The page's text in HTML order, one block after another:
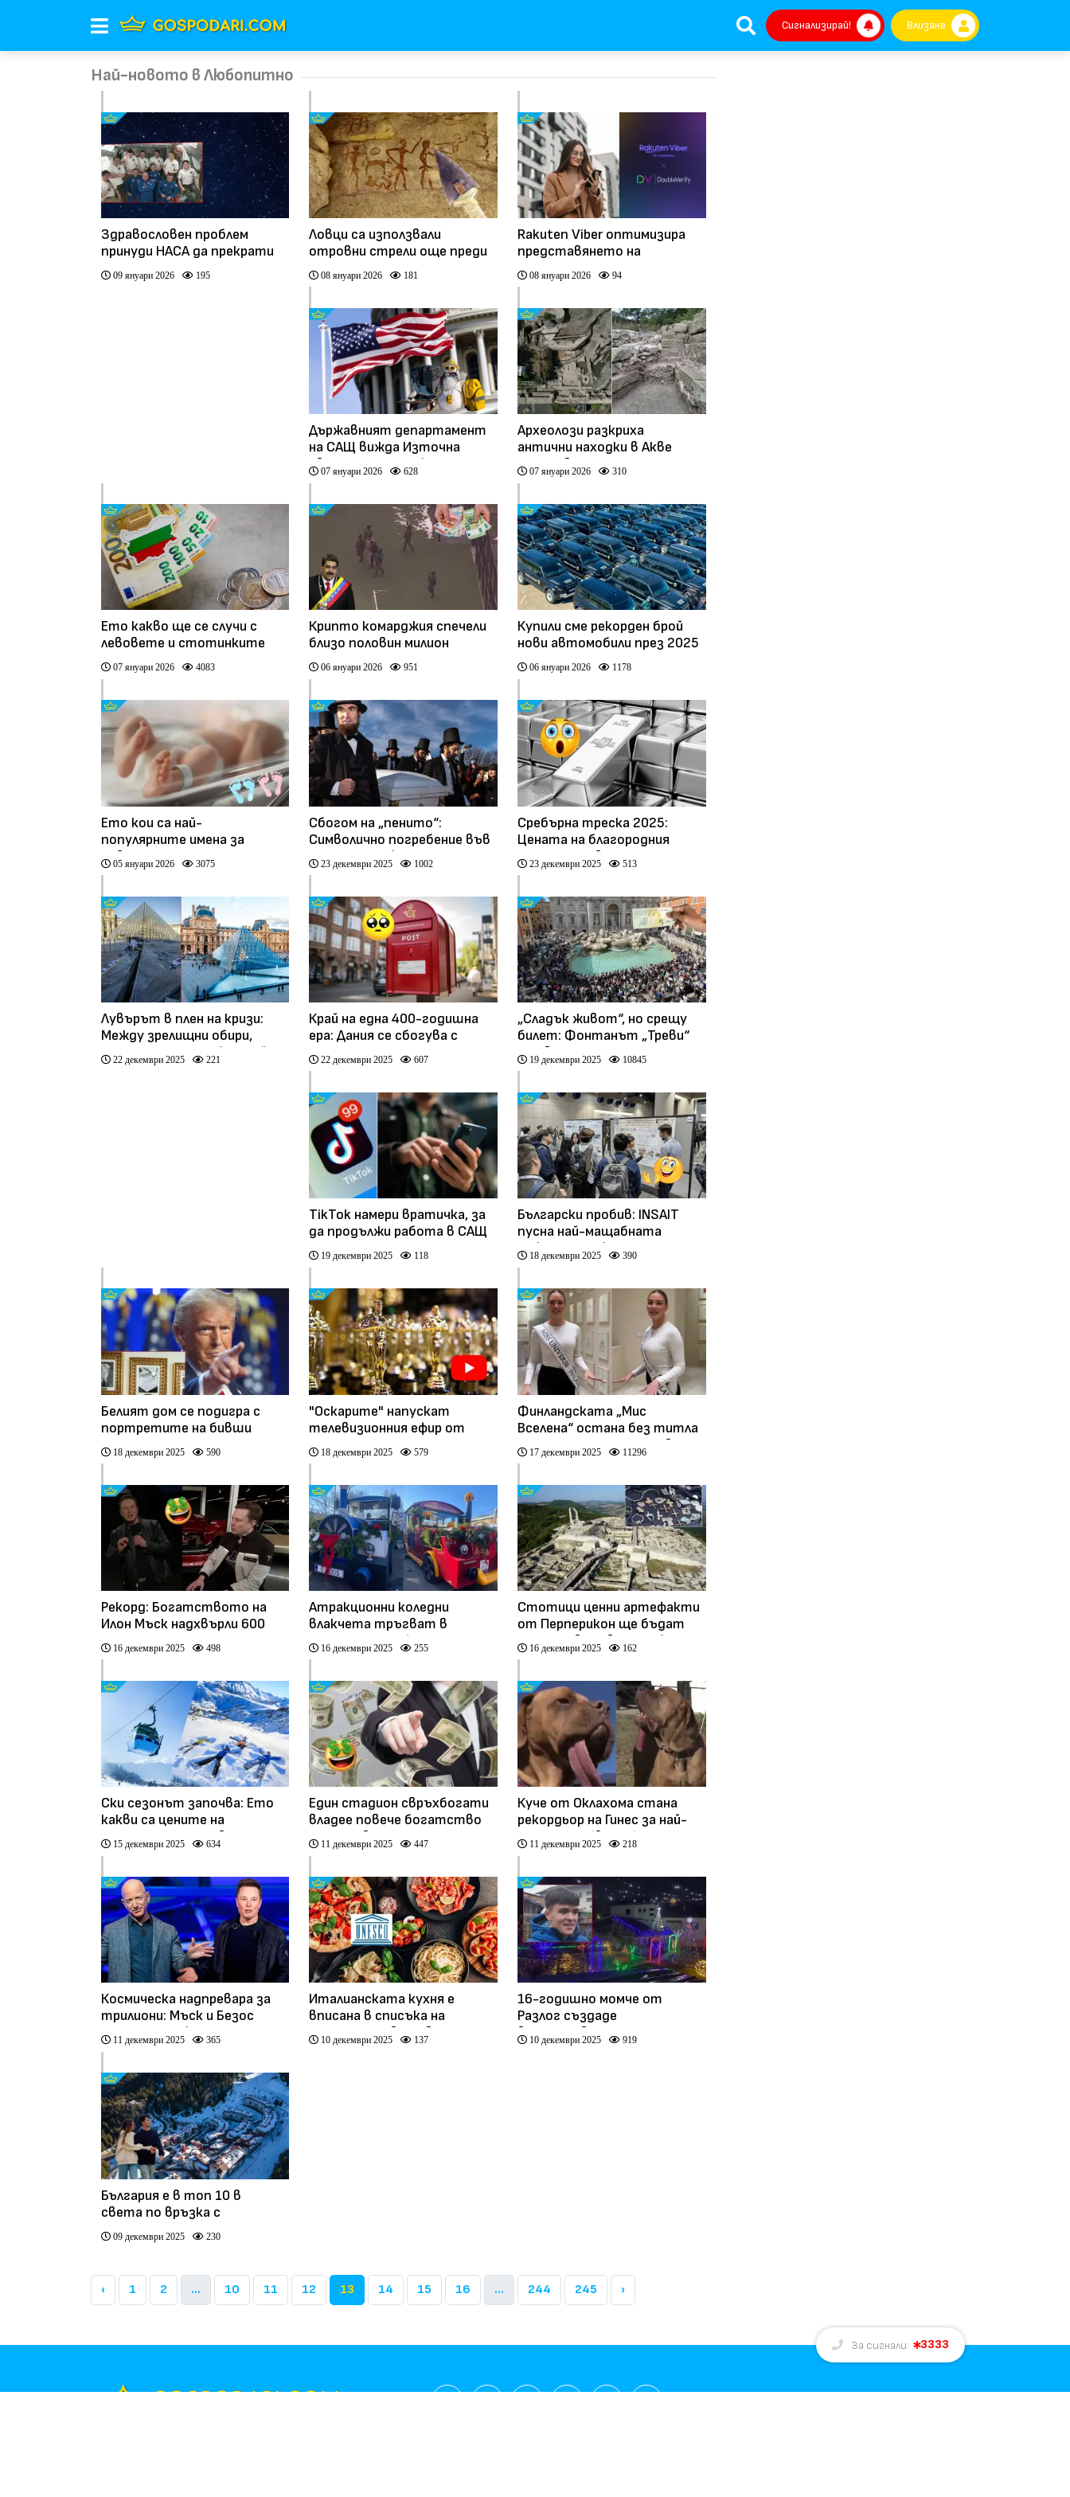
Сигнализирай! Влизане
Най-новото в Любопитно
Здравословен проблем
принуди НАСА да прекрати
мисия на Международната
космическа станция (видео)
09 януари 2026 195
Ловци са използвали
отровни стрели още преди
60 хиляди години
08 януари 2026 181
Rakuten Viber оптимизира
представянето на
рекламите чрез
партньорство с
08 януари 2026 94
Държавният департамент
на САЩ вижда Източна
Европа като по-безопасна
дестинация
07 януари 2026 628
Археолози разкриха
антични находки в Акве
калиде в Бургас
07 януари 2026 310
Ето какво ще се случи с
левовете и стотинките
07 януари 2026 4083
Крипто комарджия спечели
близо половин милион
долара от ареста на
Николас Мадуро
06 януари 2026 951
Купили сме рекорден брой
нови автомобили през 2025
година
06 януари 2026 1178
Ето кои са най-
популярните имена за
новородени за 2025 г.
05 януари 2026 3075
Сбогом на „пенито“:
Символично погребение във
Вашингтон беляза края на
монетата от един цент
23 декември 2025 1002
Сребърна треска 2025:
Цената на благородния
метал се удвои за една
година
23 декември 2025 513
Лувърът в плен на кризи:
Между зрелищни обири,
рушащи се зали и безкрайни
стачки
22 декември 2025 221
Край на една 400-годишна
ера: Дания се сбогува с
традиционните пощенски
писма
22 декември 2025 607
„Сладък живот“, но срещу
билет: Фонтанът „Треви“
става платен за туристи
19 декември 2025 10845
TikTok намери вратичка, за
да продължи работа в САЩ
19 декември 2025 118
Български пробив: INSAIT
пусна най-мащабната
публична 3D база данни за
изкуствен интелект
18 декември 2025 390
Белият дом се подигра с
портретите на бивши
американски президенти
(видео)
18 декември 2025 590
"Оскарите" напускат
телевизионния ефир от
2029 година
18 декември 2025 579
Финландската „Мис
Вселена“ остана без титла
след скандална снимка в
социалните мрежи
17 декември 2025 11296
Рекорд: Богатството на
Илон Мъск надхвърли 600
млрд. долара
16 декември 2025 498
Атракционни коледни
влакчета тръгват в
центъра на София
16 декември 2025 255
Стотици ценни артефакти
от Перперикон ще бъдат
представени в изложба
(видео)
16 декември 2025 162
Ски сезонът започва: Ето
какви са цените на
сезонните карти в
България
15 декември 2025 634
Един стадион свръхбогати
владее повече богатство
от половината
човечество
11 декември 2025 447
Куче от Оклахома стана
рекордьор на Гинес за най-
дълъг език (видео)
11 декември 2025 218
Космическа надпревара за
трилиони: Мъск и Безос
планират орбитални
центрове за данни с
11 декември 2025 365
Италианската кухня е
вписана в списъка на
ЮНЕСКО за световно
нематериално културно
10 декември 2025 137
16-годишно момче от
Разлог създаде
впечатляваща украса с над
25 хиляди светодиода
10 декември 2025 919
България е в топ 10 в
света по връзка с
природата
09 декември 2025 230
‹ 1 2 ... 10 11 12 13 14 15 16 ... 244 245 ›
За сигнали: 3333